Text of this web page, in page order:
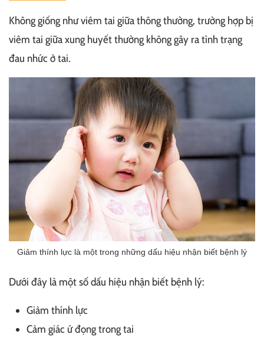
Không giống như viêm tai giữa thông thường, trường hợp bị
viêm tai giữa xung huyết thường không gây ra tình trạng
đau nhức ở tai.
Giảm thính lực là một trong những dấu hiệu nhận biết bệnh lý
Dưới đây là một số dấu hiệu nhận biết bệnh lý:
Giảm thính lực
Cảm giác ứ đọng trong tai